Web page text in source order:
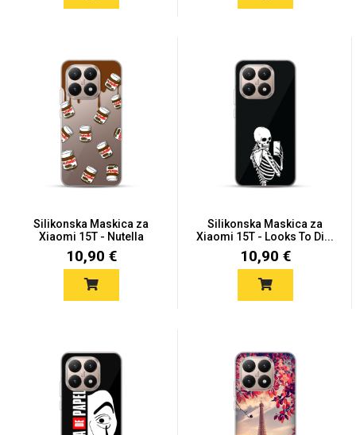
Silikonska Maskica za
Xiaomi 15T - Nutella
10,90 €
Silikonska Maskica za
Xiaomi 15T - Looks To Di...
10,90 €